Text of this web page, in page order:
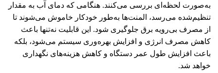
به‌صورت لحظه‌ای بررسی می‌کنند. هنگامی که دمای آب به مقدار
تنظیم‌شده می‌رسد، المنت‌ها به‌طور خودکار خاموش می‌شوند تا
از مصرف بی‌رویه برق جلوگیری شود. این قابلیت نه‌تنها باعث
کاهش مصرف انرژی و افزایش بهره‌وری سیستم می‌شود، بلکه
باعث افزایش طول عمر دستگاه و کاهش هزینه‌های نگهداری
خواهد شد.